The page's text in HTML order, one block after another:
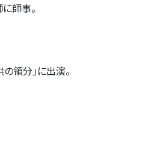
師事。
領分」に出演。